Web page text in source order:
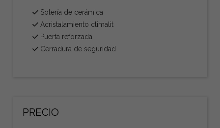
Solería de cerámica
Acristalamiento climalit
Puerta reforzada
Cerradura de seguridad
PRECIO